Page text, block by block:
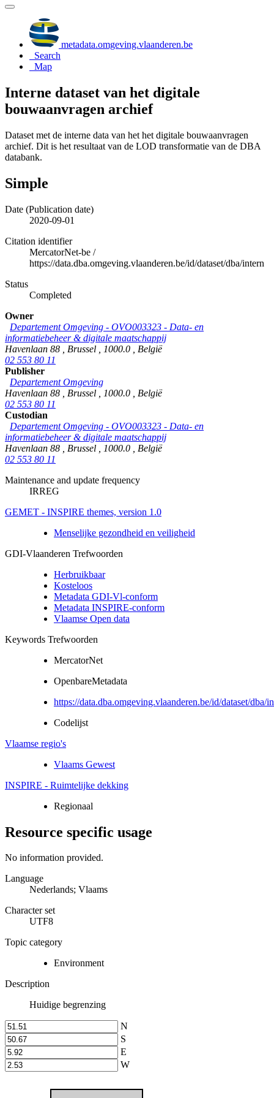
metadata.omgeving.vlaanderen.be
Search
Map
Interne dataset van het digitale
bouwaanvragen archief
Dataset met de interne data van het het digitale bouwaanvragen
archief. Dit is het resultaat van de LOD transformatie van de DBA
databank.
Simple
Date (Publication date)
2020-09-01
Citation identifier
MercatorNet-be /
https://data.dba.omgeving.vlaanderen.be/id/dataset/dba/intern
Status
Completed
Owner
Departement Omgeving - OVO003323 - Data- en
informatiebeheer & digitale maatschappij
Havenlaan 88
Brussel 1000.0
België
02 553 80 11
Publisher
Departement Omgeving
Havenlaan 88
Brussel 1000.0
België
02 553 80 11
Custodian
Departement Omgeving - OVO003323 - Data- en
informatiebeheer & digitale maatschappij
Havenlaan 88
Brussel 1000.0
België
02 553 80 11
Maintenance and update frequency
IRREG
GEMET - INSPIRE themes, version 1.0
Menselijke gezondheid en veiligheid
GDI-Vlaanderen Trefwoorden
Herbruikbaar
Kosteloos
Metadata GDI-Vl-conform
Metadata INSPIRE-conform
Vlaamse Open data
Keywords Trefwoorden
MercatorNet
OpenbareMetadata
https://data.dba.omgeving.vlaanderen.be/id/dataset/dba/
Codelijst
Vlaamse regio's
Vlaams Gewest
INSPIRE - Ruimtelijke dekking
Regionaal
Resource specific usage
No information provided.
Language
Nederlands; Vlaams
Character set
UTF8
Topic category
Environment
Description
Huidige begrenzing
N
S
E
W